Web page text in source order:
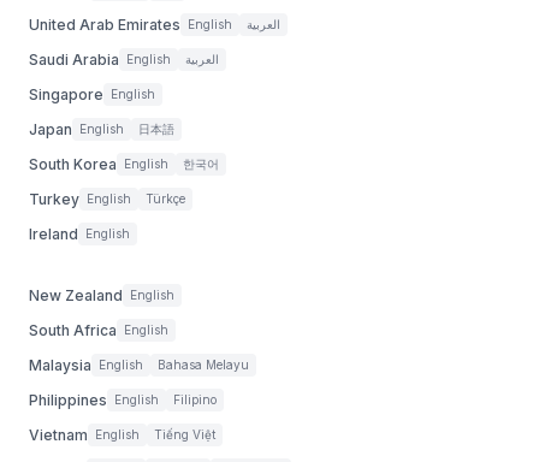
United Arab Emirates English العربية
Saudi Arabia English العربية
Singapore English
Japan English 日本語
South Korea English 한국어
Turkey English Türkçe
Ireland English
New Zealand English
South Africa English
Malaysia English Bahasa Melayu
Philippines English Filipino
Vietnam English Tiếng Việt